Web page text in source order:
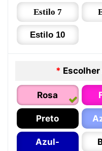
Estilo 7
Estilo 10
*
Rosa
Preto
Azul-